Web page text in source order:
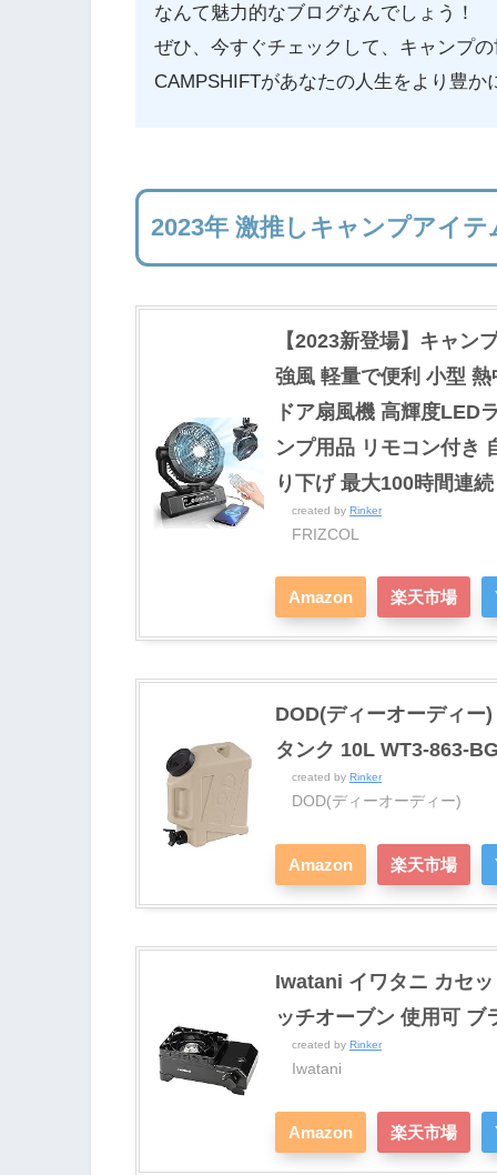
なんて魅力的なブログなんでしょう！
ぜひ、今すぐチェックして、キャンプ
CAMPSHIFTがあなたの人生をより豊
2023年 激推しキャンプアイテ
【2023新登場】キャン
強風 軽量で便利 小型
ドア扇風機 高輝度LED
ンプ用品 リモコン付き
り下げ 最大100時間連
created by Rinker
FRIZCOL
Amazon 楽天市場
DOD(ディーオーディー
タンク 10L WT3-863-
created by Rinker
DOD(ディーオーディー)
Amazon 楽天市場
Iwatani イワタニ カセ
ッチオーブン 使用可 ブ
created by Rinker
Iwatani
Amazon 楽天市場